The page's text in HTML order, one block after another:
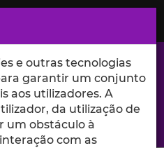
e ciência no Iscte
e outras tecnologias
garantir um conjunto
aos utilizadores. A
da utilização de
um obstáculo à
com as